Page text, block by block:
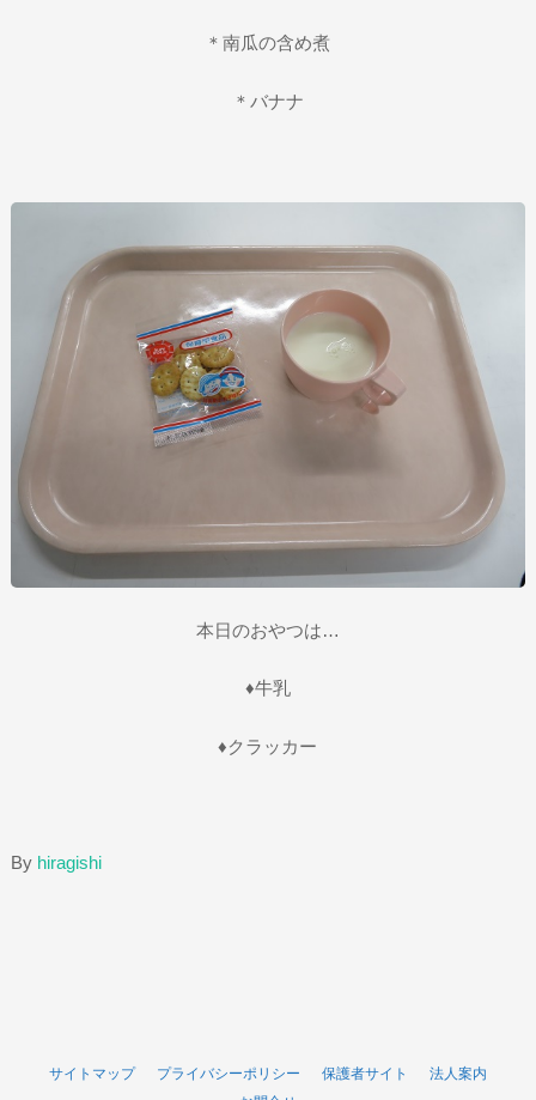
＊南瓜の含め煮
＊バナナ
本日のおやつは…
♦牛乳
♦クラッカー
By hiragishi
サイトマップ プライバシーポリシー 保護者サイト
法人案内